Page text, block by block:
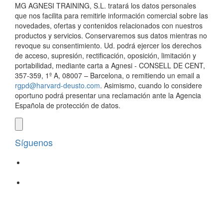
MG AGNESI TRAINING, S.L. tratará los datos personales
que nos facilita para remitirle información comercial sobre las
novedades, ofertas y contenidos relacionados con nuestros
productos y servicios. Conservaremos sus datos mientras no
revoque su consentimiento. Ud. podrá ejercer los derechos
de acceso, supresión, rectificación, oposición, limitación y
portabilidad, mediante carta a Agnesi - CONSELL DE CENT,
357-359, 1º A, 08007 – Barcelona, o remitiendo un email a
rgpd@harvard-deusto.com. Asimismo, cuando lo considere
oportuno podrá presentar una reclamación ante la Agencia
Española de protección de datos.
Síguenos